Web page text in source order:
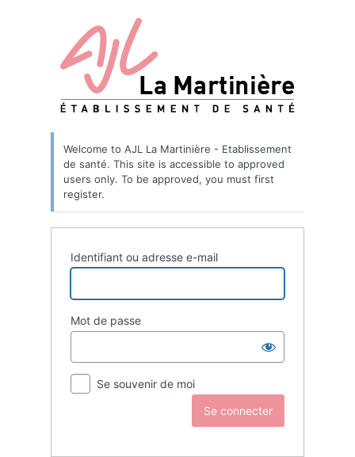
Welcome to AJL La Martinière - Etablissement
de santé. This site is accessible to approved
users only. To be approved, you must first
register.
Identifiant ou adresse e-mail
Mot de passe
Se souvenir de moi